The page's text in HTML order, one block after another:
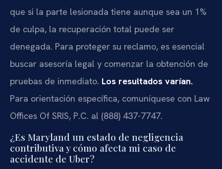
que si la parte lesionada tiene aunque sea un 1%
de culpa, la recuperación total puede ser
denegada. Para proteger su reclamo, es esencial
buscar asesoría legal y comenzar la obtención de
pruebas de inmediato. Los resultados varían.
Para orientación específica, comuníquese con Law
Offices Of SRIS, P.C. al (888) 437-7747.
¿Es Maryland un estado de negligencia
contributiva y cómo afecta mi caso de
accidente de Uber?